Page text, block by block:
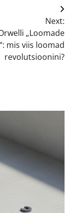
Next:
„Loomade
mis viis loomad
revolutsioonini?